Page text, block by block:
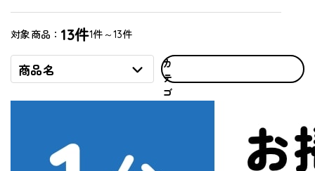
対象商品： 13件1件～13件
商品名
カ
テ
ゴ